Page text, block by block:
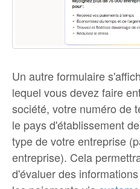
Un autre formulaire
lequel vous devez faire
société, votre numéro de
le pays d'établissement
type de votre entreprise
entreprise). Cela
d'évaluer des